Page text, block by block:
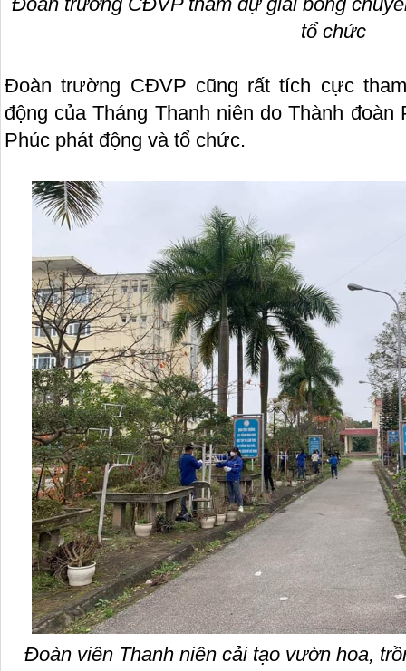
tổ chức
Đoàn trường CĐVP cũng rất tích cực
động của Tháng Thanh niên do Thành
Phúc phát động và tổ chức.
Đoàn viên Thanh niên cải tạo vườn hoa,